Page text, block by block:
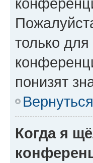
только
понизят
Когда я